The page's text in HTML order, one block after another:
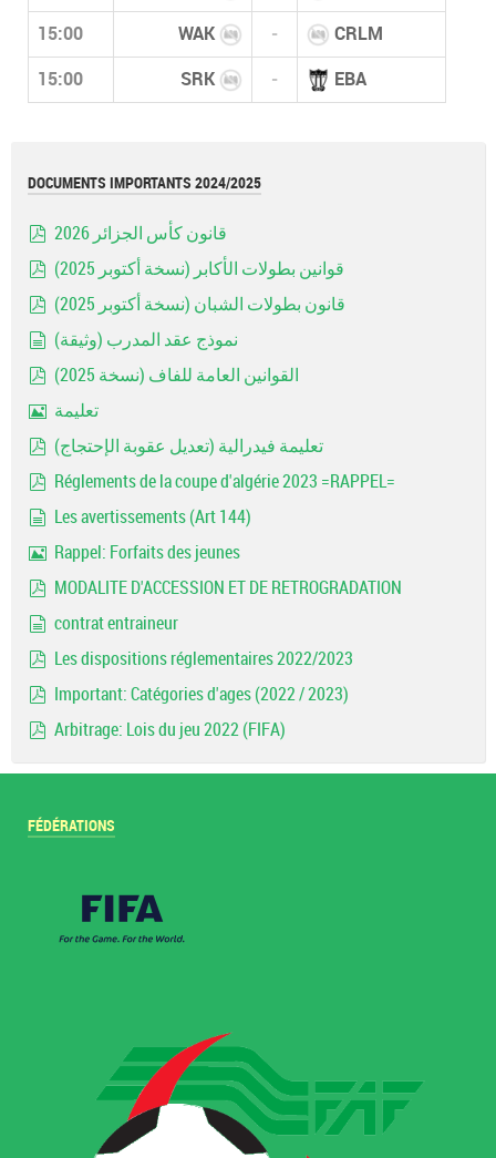
15:00 WAK - CRLM
15:00 SRK - EBA
DOCUMENTS IMPORTANTS 2024/2025
قانون كأس الجزائر 2026
قوانين بطولات الأكابر (نسخة أكتوبر 2025)
قانون بطولات الشبان (نسخة أكتوبر 2025)
نموذج عقد المدرب (وثيقة)
القوانين العامة للفاف (نسخة 2025)
تعليمة
تعليمة فيدرالية (تعديل عقوبة الإحتجاج)
Réglements de la coupe d'algérie 2023 =RAPPEL=
Les avertissements (Art 144)
Rappel: Forfaits des jeunes
MODALITE D'ACCESSION ET DE RETROGRADATION
contrat entraineur
Les dispositions réglementaires 2022/2023
Important: Catégories d'ages (2022 / 2023)
Arbitrage: Lois du jeu 2022 (FIFA)
FÉDÉRATIONS